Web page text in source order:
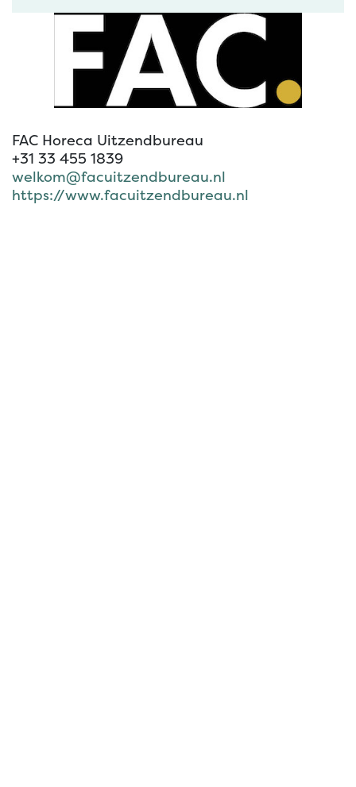
FAC Horeca Uitzendbureau
+31 33 455 1839
welkom@facuitzendbureau.nl
https://www.facuitzendbureau.nl